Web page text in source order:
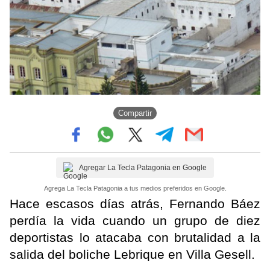
Compartir
Agregar La Tecla Patagonia en Google
Agrega La Tecla Patagonia a tus medios preferidos en Google.
Hace escasos días atrás, Fernando Báez
perdía la vida cuando un grupo de diez
deportistas lo atacaba con brutalidad a la
salida del boliche Lebrique en Villa Gesell.